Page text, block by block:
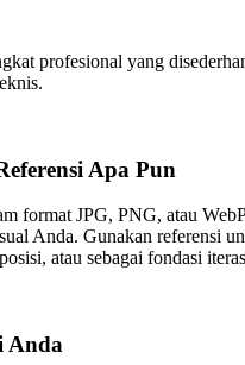
profesional yang
Apa Pun
format JPG, PNG, atau
Anda. Gunakan referensi
atau sebagai fondasi
Anda